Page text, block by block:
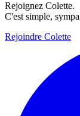
Rejoignez Colette.
C'est simple,
Rejoindre Colette